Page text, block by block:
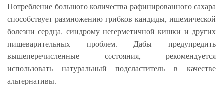
Потребление большого количества рафинированного сахара
способствует размножению грибков кандиды, ишемической
болезни сердца, синдрому негерметичной кишки и других
пищеварительных проблем. Дабы предупредить
вышеперечисленные состояния, рекомендуется
использовать натуральный подсластитель в качестве
альтернативы.